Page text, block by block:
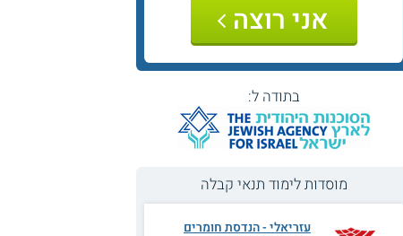
אני רוצה
בתודה ל:
מוסדות לימוד תנאי קבלה
עזריאלי - הנדסת חומרים